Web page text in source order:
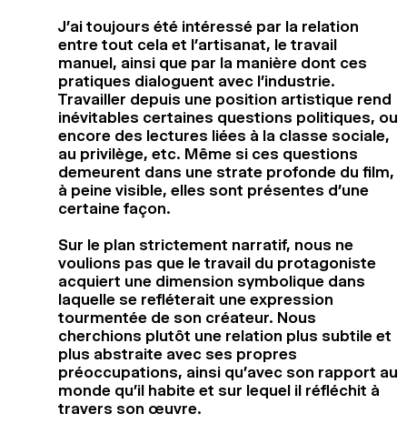
J’ai toujours été intéressé par la relation
entre tout cela et l’artisanat, le travail
manuel, ainsi que par la manière dont ces
pratiques dialoguent avec l’industrie.
Travailler depuis une position artistique rend
inévitables certaines questions politiques, ou
encore des lectures liées à la classe sociale,
au privilège, etc. Même si ces questions
demeurent dans une strate profonde du film,
à peine visible, elles sont présentes d’une
certaine façon.
Sur le plan strictement narratif, nous ne
voulions pas que le travail du protagoniste
acquiert une dimension symbolique dans
laquelle se refléterait une expression
tourmentée de son créateur. Nous
cherchions plutôt une relation plus subtile et
plus abstraite avec ses propres
préoccupations, ainsi qu’avec son rapport au
monde qu’il habite et sur lequel il réfléchit à
travers son œuvre.